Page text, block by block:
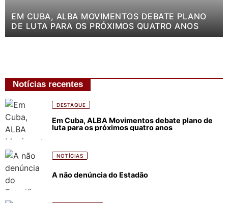
EM CUBA, ALBA MOVIMENTOS DEBATE PLANO
DE LUTA PARA OS PRÓXIMOS QUATRO ANOS
Notícias recentes
DESTAQUE
Em Cuba, ALBA Movimentos debate plano de
luta para os próximos quatro anos
NOTÍCIAS
A não denúncia do Estadão